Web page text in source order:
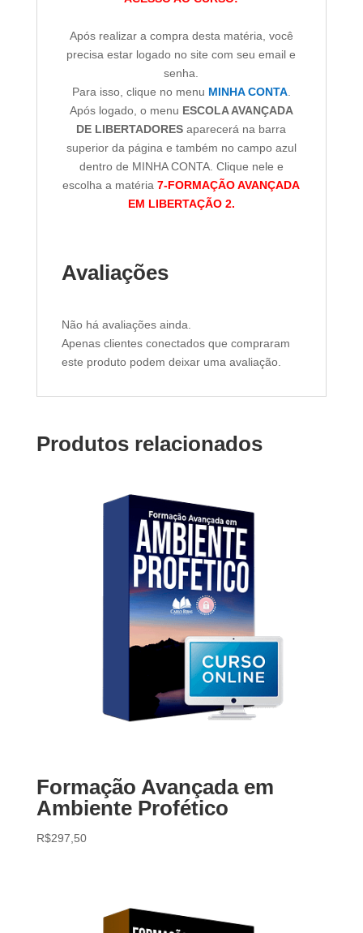
Após realizar a compra desta matéria, você
precisa estar logado no site com seu email e
senha.
Para isso, clique no menu MINHA CONTA.
Após logado, o menu ESCOLA AVANÇADA
DE LIBERTADORES aparecerá na barra
superior da página e também no campo azul
dentro de MINHA CONTA. Clique nele e
escolha a matéria7-FORMAÇÃO AVANÇADA
EM LIBERTAÇÃO 2.
Avaliações
Não há avaliações ainda.
Apenas clientes conectados que compraram
este produto podem deixar uma avaliação.
Produtos relacionados
Formação Avançada em
Ambiente Profético
R$297,50